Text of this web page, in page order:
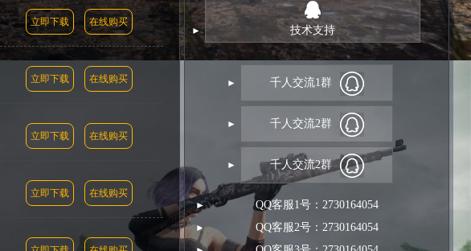
立即下载 在线购买
立即下载 在线购买
立即下载 在线购买
立即下载 在线购买
技术支持
千人交流1群
千人交流2群
千人交流2群
QQ客服1号：2730164054
QQ客服2号：2730164054